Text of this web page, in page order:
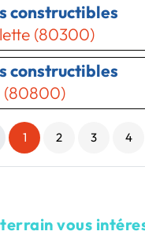
constructibles
(80300)
constructibles
(80800)
1 2 3 4
vous